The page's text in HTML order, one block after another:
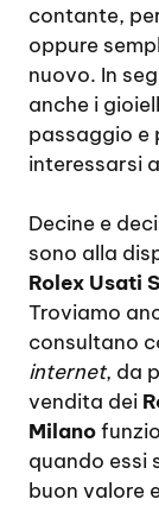
contante,
oppure
nuovo. In
anche i
passaggio e
interessarsi
Decine e
sono alla
Rolex Usati
Troviamo
consultano
internet, da
vendita dei
Milano
quando essi
buon valore